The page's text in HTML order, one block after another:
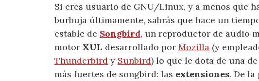
Si eres usuario de GNU/Linux, y a menos que
burbuja últimamente, sabrás que hace un
estable de Songbird, un reproductor de audio
motor XUL desarrollado por Mozilla (y
Thunderbird y Sunbird) lo que le dota de una
más fuertes de songbird: las extensiones. De